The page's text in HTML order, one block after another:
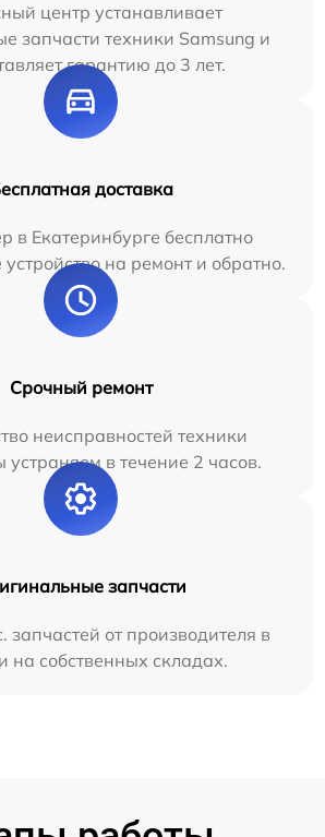
центр устанавливает
запчасти техники Samsung и
гарантию до 3 лет.
доставка
в Екатеринбурге бесплатно
на ремонт и обратно.
Срочный ремонт
неисправностей техники
устраняем в течение 2 часов.
запчасти
запчастей от производителя в
на собственных складах.